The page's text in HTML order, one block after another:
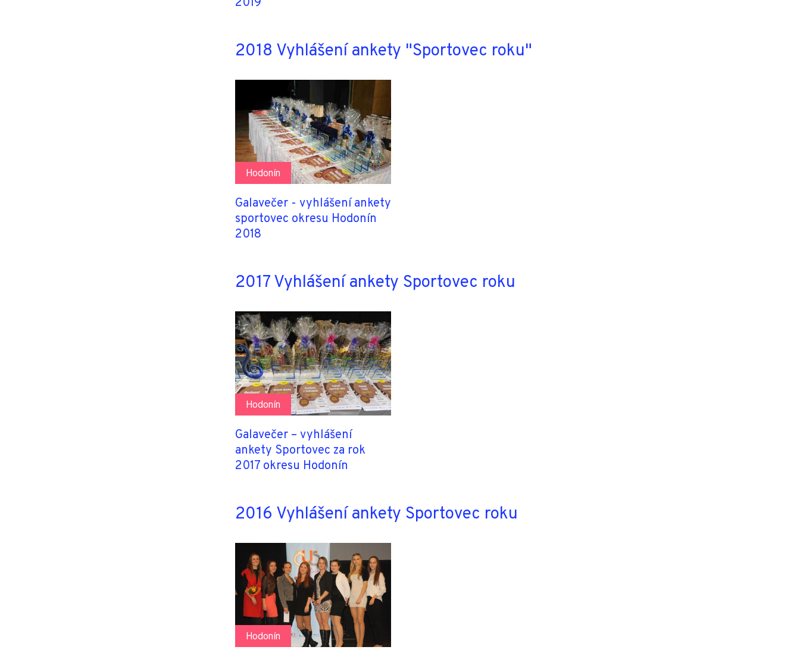
2018 Vyhlášení ankety "Sportovec roku"
Hodonín
Galavečer - vyhlášení ankety
sportovec okresu Hodonín
2018
2017 Vyhlášení ankety Sportovec roku
Hodonín
Galavečer – vyhlášení
ankety Sportovec za rok
2017 okresu Hodonín
2016 Vyhlášení ankety Sportovec roku
Hodonín